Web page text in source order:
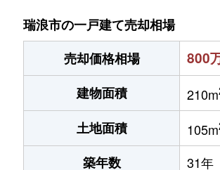
瑞浪市の一戸建て売却相場
売却価格相場
800
建物面積 210m
土地面積 105m
築年数 31年